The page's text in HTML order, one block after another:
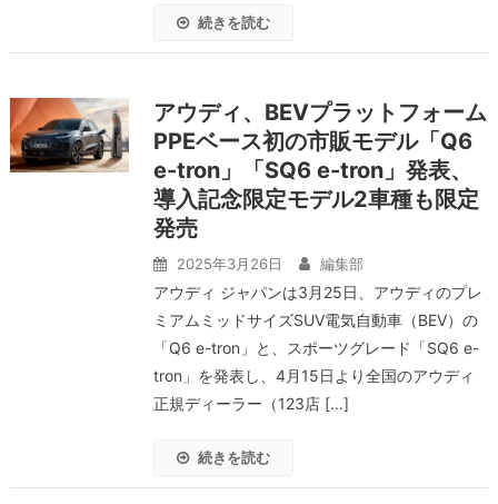
続きを読む
アウディ、BEVプラットフォーム
PPEベース初の市販モデル「Q6
e-tron」「SQ6 e-tron」発表、
導入記念限定モデル2車種も限定
発売
2025年3月26日 編集部
アウディ ジャパンは3月25日、アウディのプレ
ミアムミッドサイズSUV電気自動車（BEV）の
「Q6 e-tron」と、スポーツグレード「SQ6 e-
tron」を発表し、4月15日より全国のアウディ
正規ディーラー（123店 […]
続きを読む